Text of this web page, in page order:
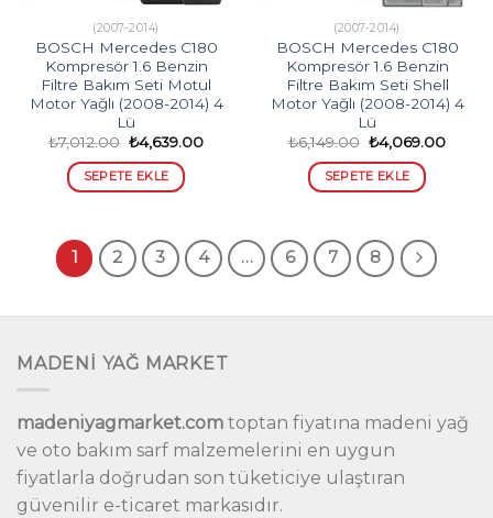
(2007-2014)
BOSCH Mercedes C180
Kompresör 1.6 Benzin
Filtre Bakım Seti Motul
Motor Yağlı (2008-2014) 4
Lü
₺7,012.00 Orijinal
fiyat:
₺7,012.00.
₺4,639.00Şu
SEPETE EKLE
(2007-2014)
BOSCH Mercedes C180
Kompresör 1.6 Benzin
Filtre Bakım Seti Shell
Motor Yağlı (2008-2014) 4
Lü
₺6,149.00 Orijinal
fiyat:
₺6,149.00.
₺4,069.00Şu
SEPETE EKLE
1 2 3 4 … 6 7 8
MADENİ YAĞ MARKET
madeniyagmarket.com toptan fiyatına madeni yağ
ve oto bakım sarf malzemelerini en uygun
fiyatlarla doğrudan son tüketiciye ulaştıran
güvenilir e-ticaret markasıdır.